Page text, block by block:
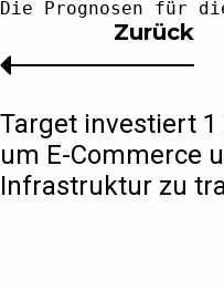
Zurück
Target investiert
um E-Commerce
Infrastruktur zu